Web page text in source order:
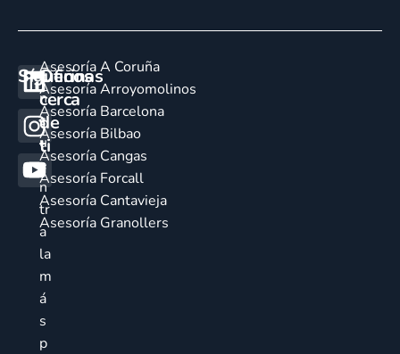
Síguenos
Oficinas
cerca
de
ti
E
n
c
u
e
n
tr
a
la
m
á
s
p
Asesoría A Coruña
Asesoría Arroyomolinos
Asesoría Barcelona
Asesoría Bilbao
Asesoría Cangas
Asesoría Forcall
Asesoría Cantavieja
Asesoría Granollers